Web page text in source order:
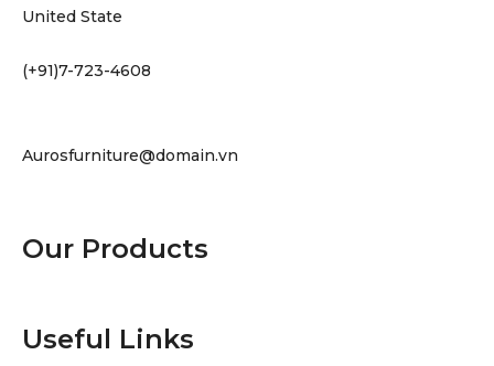
United State
(+91)7-723-4608
Aurosfurniture@domain.vn
Our Products
Useful Links